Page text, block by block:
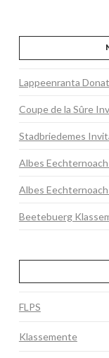
Lappeenranta
Coupe de la Sûre
Stadbriedemes
Albes
Albes
Beetebuerg
FLPS
Klassemente